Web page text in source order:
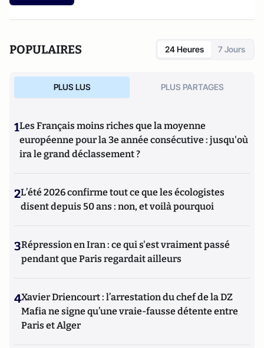
POPULAIRES 24 Heures 7 Jours
PLUS LUS PLUS PARTAGES
1Les Français moins riches que la moyenne
européenne pour la 3e année consécutive : jusqu'où
ira le grand déclassement ?
2L’été 2026 confirme tout ce que les écologistes
disent depuis 50 ans : non, et voilà pourquoi
3Répression en Iran : ce qui s'est vraiment passé
pendant que Paris regardait ailleurs
4Xavier Driencourt : l’arrestation du chef de la DZ
Mafia ne signe qu’une vraie-fausse détente entre
Paris et Alger